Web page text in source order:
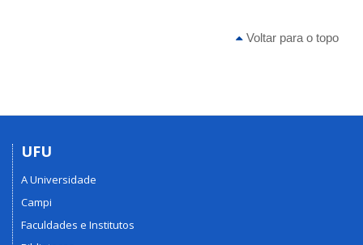
Voltar para o topo
UFU
A Universidade
Campi
Faculdades e Institutos